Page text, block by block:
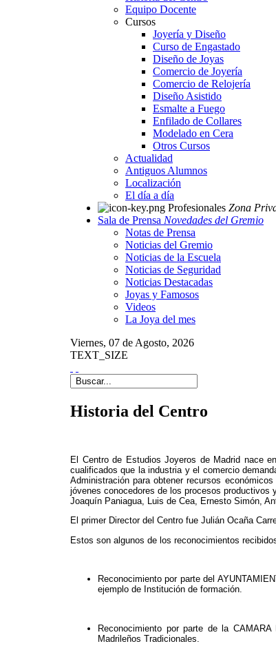
Equipo Docente
Cursos
Joyería y Diseño
Curso de Engastado
Diseño de Joyas
Comercio de Joyería
Comercio de Relojería
Diseño Asistido
Esmalte a Fuego
Enfilado de Collares
Modelado en Cera
Otros Cursos
Actualidad
Antiguos Alumnos
Localización
El día a día
Profesionales Zona
Sala de Prensa Novedades del Gremio
Notas de Prensa
Noticias del Gremio
Noticias de la Escuela
Noticias de Seguridad
Noticias Destacadas
Joyas y Famosos
Videos
La Joya del mes
Viernes, 07 de Agosto, 2026
TEXT_SIZE
Historia del Centro
El Centro de Estudios Joyeros de Madrid nace
cualificados que la industria y el comercio
Administración para obtener recursos
jóvenes conocedores de los procesos productivos
Joaquín Paniagua, Luis de Cea, Ernesto Simón,
El primer Director del Centro fue Julián Ocaña
Estos son algunos de los reconocimientos
Reconocimiento por parte del
ejemplo de Institución de formación.
Reconocimiento por parte de la
Madrileños Tradicionales.